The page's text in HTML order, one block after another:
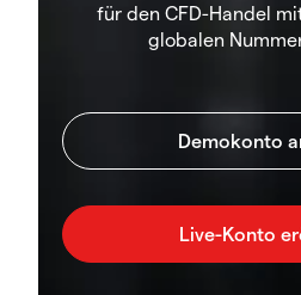
für den CFD-Handel
globalen